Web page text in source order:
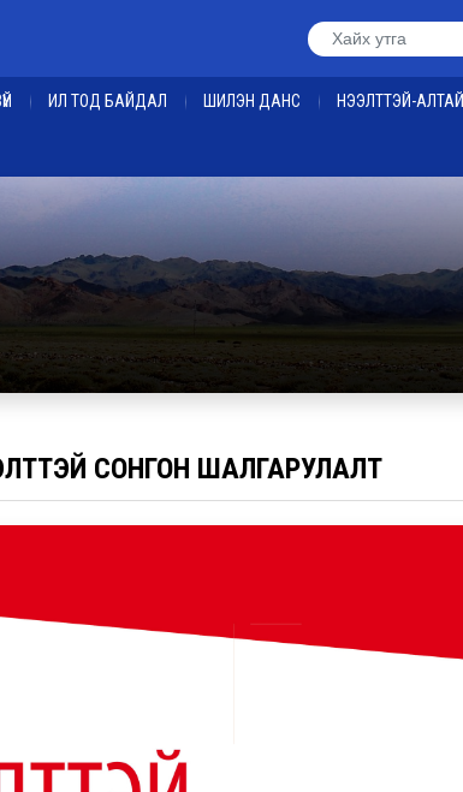
ИЛ ТОД БАЙДАЛ ШИЛЭН ДАНС НЭЭЛТТЭЙ-АЛТАЙ
СОНГОН ШАЛГАРУЛАЛТ